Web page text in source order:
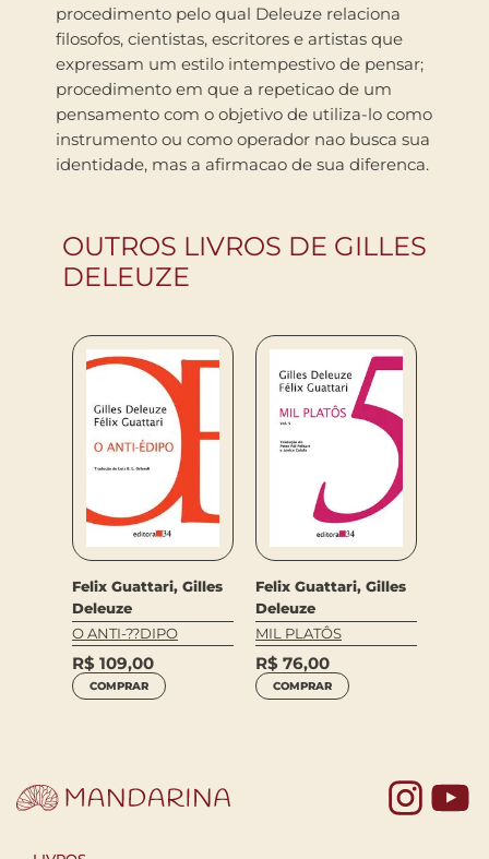
procedimento pelo qual Deleuze relaciona
filosofos, cientistas, escritores e artistas que
expressam um estilo intempestivo de pensar;
procedimento em que a repeticao de um
pensamento com o objetivo de utiliza-lo como
instrumento ou como operador nao busca sua
identidade, mas a afirmacao de sua diferenca.
OUTROS LIVROS DE GILLES
DELEUZE
Felix Guattari, Gilles
Deleuze
O ANTI-??DIPO
R$ 109,00
COMPRAR
Felix Guattari, Gilles
Deleuze
MIL PLATÔS
R$ 76,00
COMPRAR